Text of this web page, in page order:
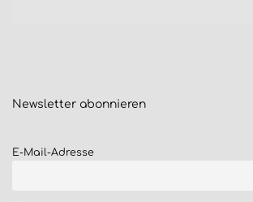
Newsletter abonnieren
E-Mail-Adresse